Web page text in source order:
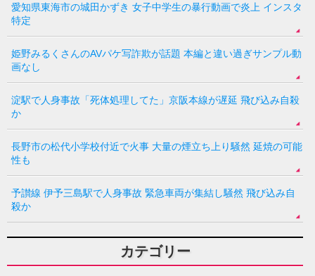
愛知県東海市の城田かずき 女子中学生の暴行動画で炎上 インスタ
特定
姫野みるくさんのAVパケ写詐欺が話題 本編と違い過ぎサンプル動
画なし
淀駅で人身事故「死体処理してた」京阪本線が遅延 飛び込み自殺
か
長野市の松代小学校付近で火事 大量の煙立ち上り騒然 延焼の可能
性も
予讃線 伊予三島駅で人身事故 緊急車両が集結し騒然 飛び込み自
殺か
カテゴリー